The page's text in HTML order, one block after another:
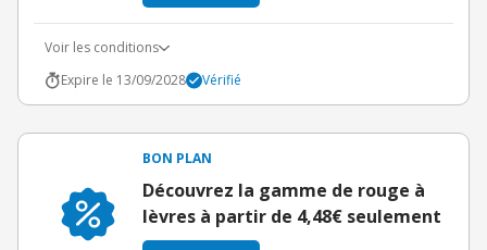
Voir les conditions
Expire le 13/09/2028
Vérifié
BON PLAN
Découvrez la gamme de rouge à
lèvres à partir de 4,48€ seulement